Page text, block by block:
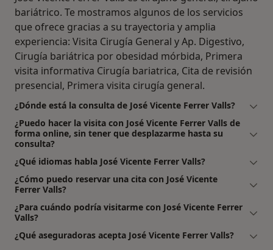
bariátrico. Te mostramos algunos de los servicios
que ofrece gracias a su trayectoria y amplia
experiencia: Visita Cirugía General y Ap. Digestivo,
Cirugía bariátrica por obesidad mórbida, Primera
visita informativa Cirugía bariatrica, Cita de revisión
presencial, Primera visita cirugía general.
¿Dónde está la consulta de José Vicente Ferrer Valls?
¿Puedo hacer la visita con José Vicente Ferrer Valls de
forma online, sin tener que desplazarme hasta su
consulta?
¿Qué idiomas habla José Vicente Ferrer Valls?
¿Cómo puedo reservar una cita con José Vicente
Ferrer Valls?
¿Para cuándo podría visitarme con José Vicente Ferrer
Valls?
¿Qué aseguradoras acepta José Vicente Ferrer Valls?